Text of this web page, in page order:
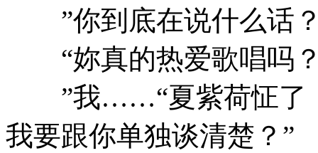
”你到底在说什么话？
“妳真的热爱歌唱吗
”我……“夏紫荷怔了：
我要跟你单独谈清楚？”